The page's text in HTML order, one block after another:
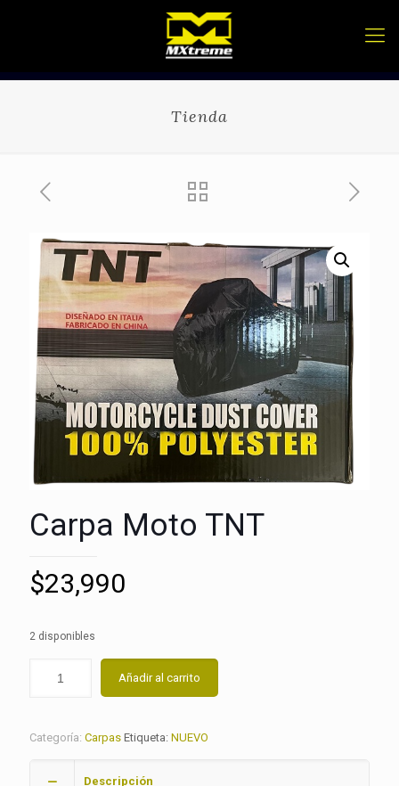
Tienda
Carpa Moto TNT
$23,990
2 disponibles
Añadir al carrito
Categoría: Carpas Etiqueta: NUEVO
Descripción